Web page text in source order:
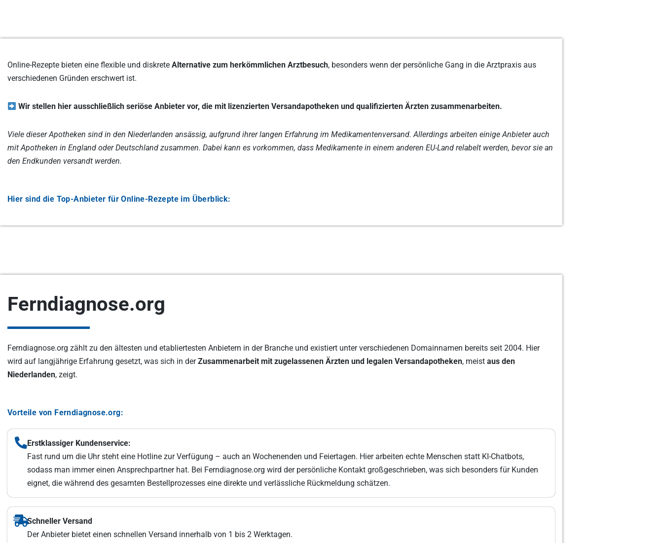
Online-Rezepte bieten eine flexible und diskrete Alternative zum herkömmlichen Arztbesuch, besonders wenn der persönliche Gang in die Arztpraxis aus
verschiedenen Gründen erschwert ist.
Wir stellen hier ausschließlich seriöse Anbieter vor, die mit lizenzierten Versandapotheken und qualifizierten Ärzten zusammenarbeiten.
Viele dieser Apotheken sind in den Niederlanden ansässig, aufgrund ihrer langen Erfahrung im Medikamentenversand. Allerdings arbeiten einige Anbieter auch
mit Apotheken in England oder Deutschland zusammen. Dabei kann es vorkommen, dass Medikamente in einem anderen EU-Land relabelt werden, bevor sie an
den Endkunden versandt werden.
Hier sind die Top-Anbieter für Online-Rezepte im Überblick:
Ferndiagnose.org
Ferndiagnose.org zählt zu den ältesten und etabliertesten Anbietern in der Branche und existiert unter verschiedenen Domainnamen bereits seit 2004. Hier
wird auf langjährige Erfahrung gesetzt, was sich in derZusammenarbeit mit zugelassenen Ärzten und legalen Versandapotheken, meist aus den
Niederlanden, zeigt.
Vorteile von Ferndiagnose.org:
Erstklassiger Kundenservice:
Fast rund um die Uhr steht eine Hotline zur Verfügung – auch an Wochenenden und Feiertagen. Hier arbeiten echte Menschen statt KI-Chatbots,
sodass man immer einen Ansprechpartner hat. Bei Ferndiagnose.org wird der persönliche Kontakt großgeschrieben, was sich besonders für Kunden
eignet, die während des gesamten Bestellprozesses eine direkte und verlässliche Rückmeldung schätzen.
Schneller Versand
Der Anbieter bietet einen schnellen Versand innerhalb von 1 bis 2 Werktagen.